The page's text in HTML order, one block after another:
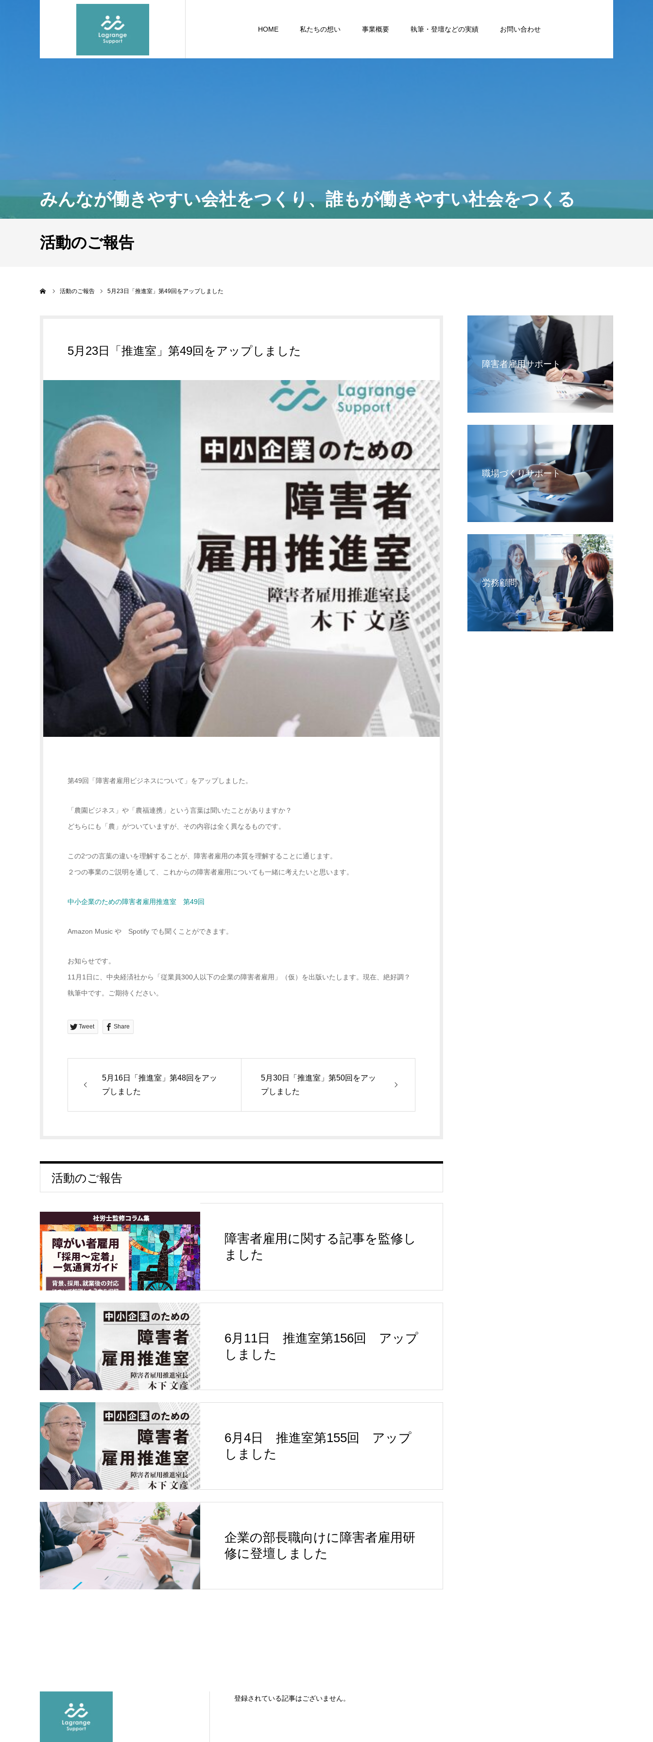
HOME 私たちの想い 事業概要 執筆・登壇などの実績 お問い合わせ
みんなが働きやすい会社をつくり、誰もが働きやすい社会をつくる
活動のご報告
活動のご報告 5月23日「推進室」第49回をアップしました
5月23日「推進室」第49回をアップしました
第49回「障害者雇用ビジネスについて」をアップしました。
「農園ビジネス」や「農福連携」という言葉は聞いたことがありますか？
どちらにも「農」がついていますが、その内容は全く異なるものです。
この2つの言葉の違いを理解することが、障害者雇用の本質を理解することに通じます。
２つの事業のご説明を通して、これからの障害者雇用についても一緒に考えたいと思います。
中小企業のための障害者雇用推進室 第49回
Amazon Music や Spotify でも聞くことができます。
お知らせです。
11月1日に、中央経済社から「従業員300人以下の企業の障害者雇用」（仮）を出版いたします。現在、絶好調？
執筆中です。ご期待ください。
Tweet Share
5月16日「推進室」第48回をアッ
プしました
5月30日「推進室」第50回をアッ
プしました
活動のご報告
障害者雇用に関する記事を監修し
ました
6月11日 推進室第156回 アップ
しました
6月4日 推進室第155回 アップ
しました
企業の部長職向けに障害者雇用研
修に登壇しました
障害者雇用サポート
職場づくりサポート
労務顧問
登録されている記事はございません。